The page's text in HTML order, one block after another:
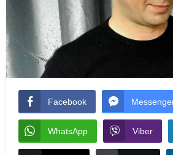
Facebook
WhatsApp Viber